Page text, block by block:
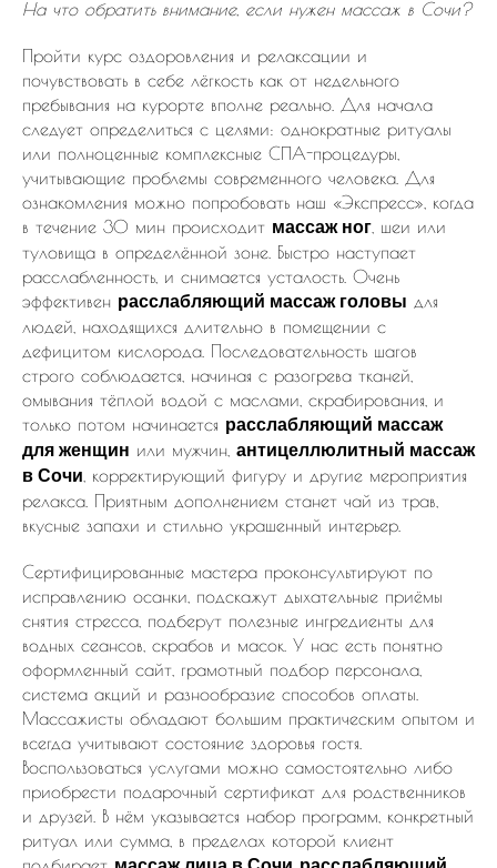
На что обратить внимание, если нужен массаж в Сочи?
Пройти курс оздоровления и релаксации и
почувствовать в себе лёгкость как от недельного
пребывания на курорте вполне реально. Для начала
следует определиться с целями: однократные ритуалы
или полноценные комплексные СПА-процедуры,
учитывающие проблемы современного человека. Для
ознакомления можно попробовать наш «Экспресс», когда
в течение 30 мин происходит массаж ног , шеи или
туловища в определённой зоне. Быстро наступает
расслабленность, и снимается усталость. Очень
эффективен расслабляющий массаж головы для
людей, находящихся длительно в помещении с
дефицитом кислорода. Последовательность шагов
строго соблюдается, начиная с разогрева тканей,
омывания тёплой водой с маслами, скрабирования, и
только потом начинается расслабляющий массаж
для женщин или мужчин, антицеллюлитный массаж
в Сочи , корректирующий фигуру и другие мероприятия
релакса. Приятным дополнением станет чай из трав,
вкусные запахи и стильно украшенный интерьер.
Сертифицированные мастера проконсультируют по
исправлению осанки, подскажут дыхательные приёмы
снятия стресса, подберут полезные ингредиенты для
водных сеансов, скрабов и масок. У нас есть понятно
оформленный сайт, грамотный подбор персонала,
система акций и разнообразие способов оплаты.
Массажисты обладают большим практическим опытом и
всегда учитывают состояние здоровья гостя.
Воспользоваться услугами можно самостоятельно либо
приобрести подарочный сертификат для родственников
и друзей. В нём указывается набор программ, конкретный
ритуал или сумма, в пределах которой клиент